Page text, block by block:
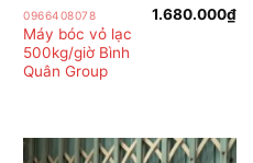
0966408078
Máy bóc vỏ lạc
500kg/giờ Bình
Quân Group
1.680.000₫